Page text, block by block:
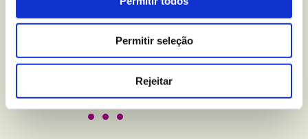
Permitir seleção
Rejeitar